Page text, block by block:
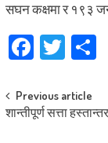
सघन कक्षमा र १९३
Facebook
Post
navigation
Previous article
शान्तीपूर्ण सत्ता